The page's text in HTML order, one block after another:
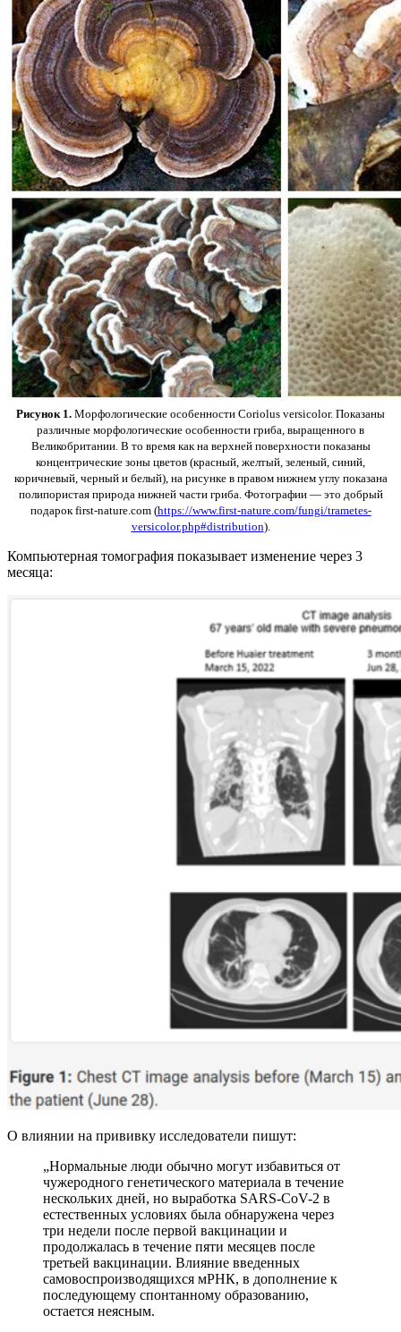
Рисунок 1. Морфологические особенности Coriolus versicolor. Показаны
различные морфологические особенности гриба, выращенного в
Великобритании. В то время как на верхней поверхности показаны
концентрические зоны цветов (красный, желтый, зеленый, синий,
коричневый, черный и белый), на рисунке в правом нижнем углу показана
полипористая природа нижней части гриба. Фотографии — это добрый
подарок first-nature.com(https://www.first-nature.com/fungi/trametes-
versicolor.php#distribution).
Компьютерная томография показывает изменение через 3
месяца:
О влиянии на прививку исследователи пишут:
„Нормальные люди обычно могут избавиться от
чужеродного генетического материала в течение
нескольких дней, но выработка SARS-CoV-2 в
естественных условиях была обнаружена через
три недели после первой вакцинации и
продолжалась в течение пяти месяцев после
третьей вакцинации. Влияние введенных
самовоспроизводящихся мРНК, в дополнение к
последующему спонтанному образованию,
остается неясным.